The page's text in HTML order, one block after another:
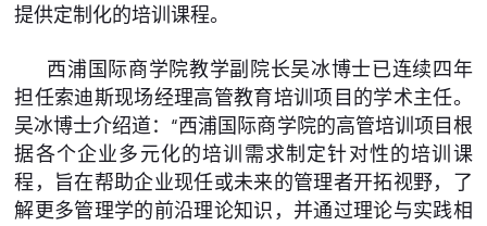
提供定制化的培训课程。
西浦国际商学院教学副院长吴冰博士已连续四年
担任索迪斯现场经理高管教育培训项目的学术主任。
吴冰博士介绍道：“西浦国际商学院的高管培训项目根
据各个企业多元化的培训需求制定针对性的培训课
程，旨在帮助企业现任或未来的管理者开拓视野，了
解更多管理学的前沿理论知识，并通过理论与实践相